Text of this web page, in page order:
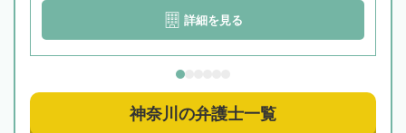
詳細を見る
神奈川の弁護士一覧